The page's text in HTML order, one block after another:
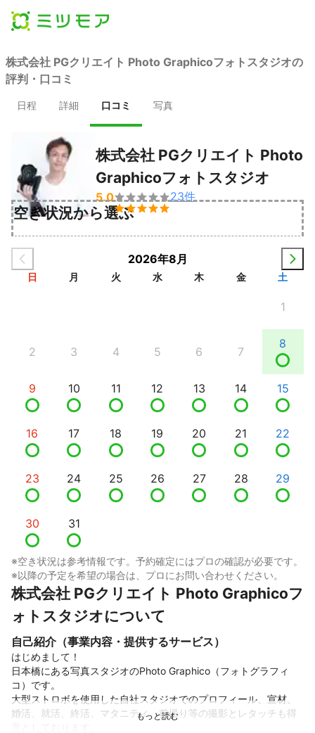
株式会社 PGクリエイト Photo Graphicoフォトスタジオの
評判・口コミ
日程 詳細 口コミ 写真
株式会社 PGクリエイト Photo
Graphicoフォトスタジオ
5.0

23件
空き状況から選ぶ
2026年8月
日 月 火 水 木 金 土
1
2 3 4 5 6 7
8
9 10 11 12 13 14 15
16 17 18 19 20 21 22
23 24 25 26 27 28 29
30 31
※空き状況は参考情報です。予約確定にはプロの確認が必要です。
※以降の予定を希望の場合は、プロにお問い合わせください。
株式会社 PGクリエイト Photo Graphicoフ
ォトスタジオについて
自己紹介（事業内容・提供するサービス）
はじめまして！
日本橋にある写真スタジオのPhoto Graphico（フォトグラフィ
コ）です。
大型ストロボを使用した自社スタジオでのプロフィール、宣材、
婚活、就活、終活、マタニティ、前撮り等の撮影とレタッチも得